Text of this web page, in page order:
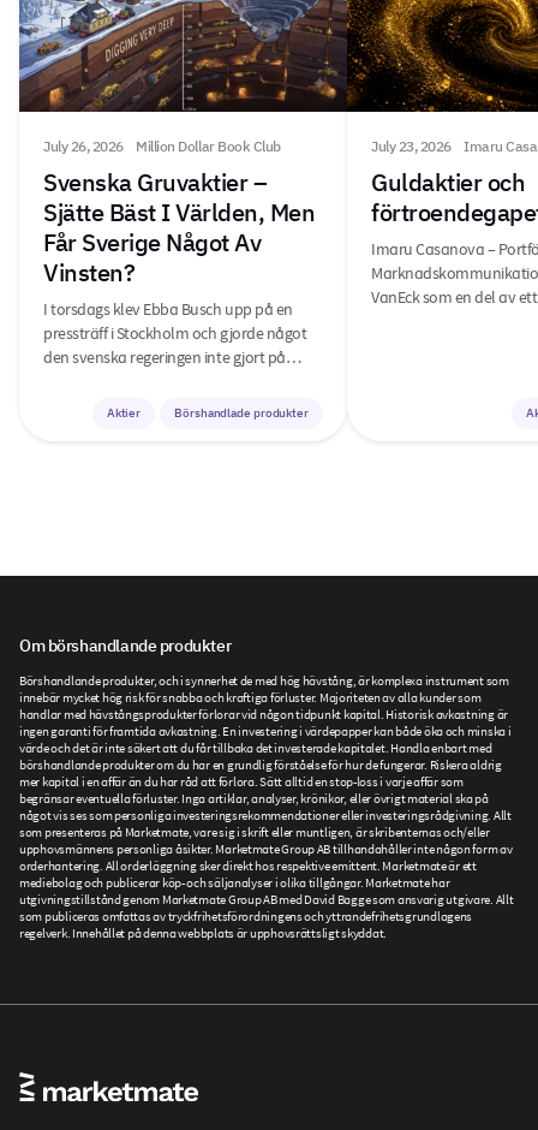
July 26, 2026 Million Dollar Book Club
Svenska Gruvaktier –
Sjätte Bäst I Världen, Men
Får Sverige Något Av
Vinsten?
I torsdags klev Ebba Busch upp på en
pressträff i Stockholm och gjorde något
den svenska regeringen inte gjort på…
Aktier Börshandlade produkter
July 23, 2026 Imaru
Guldaktier och
Imaru Casanova –
VanEck som en del av
Om börshandlande produkter
Börshandlande produkter, och i synnerhet de med hög hävstång, är komplexa instrument som
innebär mycket hög risk för snabba och kraftiga förluster. Majoriteten av alla kunder som
handlar med hävstångsprodukter förlorar vid någon tidpunkt kapital. Historisk avkastning är
ingen garanti för framtida avkastning. En investering i värdepapper kan både öka och minska i
värde och det är inte säkert att du får tillbaka det investerade kapitalet. Handla enbart med
börshandlande produkter om du har en grundlig förståelse för hur de fungerar. Riskera aldrig
mer kapital i en affär än du har råd att förlora. Sätt alltid en stop-loss i varje affär som
begränsar eventuella förluster. Inga artiklar, analyser, krönikor, eller övrigt material ska på
något vis ses som personliga investeringsrekommendationer eller investeringsrådgivning. Allt
som presenteras på Marketmate, vare sig i skrift eller muntligen, är skribenternas och/eller
upphovsmännens personliga åsikter. Marketmate Group AB tillhandahåller inte någon form av
orderhantering. All orderläggning sker direkt hos respektive emittent. Marketmate är ett
mediebolag och publicerar köp- och säljanalyser i olika tillgångar. Marketmate har
utgivningstillstånd genom Marketmate Group AB med David Bagge som ansvarig utgivare. Allt
som publiceras omfattas av tryckfrihetsförordningens och yttrandefrihetsgrundlagens
regelverk. Innehållet på denna webbplats är upphovsrättsligt skyddat.